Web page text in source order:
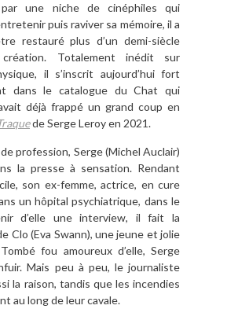
par une niche de cinéphiles qui
puis raviver sa mémoire, il a
restauré plus d’un demi-siècle
Totalement inédit sur
il s’inscrit aujourd’hui fort
dans le catalogue du Chat qui
déjà frappé un grand coup en
de Serge Leroy en 2021.
profession, Serge (Michel Auclair)
la presse à sensation. Rendant
son ex-femme, actrice, en cure
un hôpital psychiatrique, dans le
d’elle une interview, il fait la
Clo (Eva Swann), une jeune et jolie
fou amoureux d’elle, Serge
Mais peu à peu, le journaliste
la raison, tandis que les incendies
au long de leur cavale.